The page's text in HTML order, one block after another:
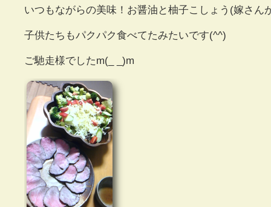
いつもながらの美味！お醤油と柚子こしょう(嫁さん
子供たちもパクパク食べてたみたいです(^^)
ご馳走様でしたm(_ _)m